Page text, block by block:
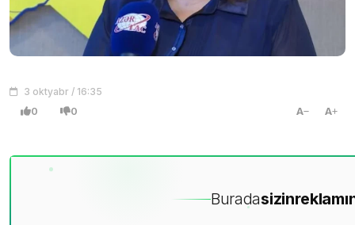
3 oktyabr / 16:35
0 0 A A
Buradasizin